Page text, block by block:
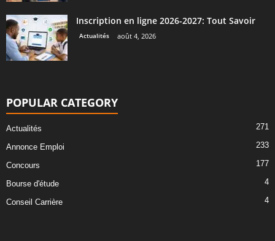
Inscription en ligne 2026-2027: Tout Savoir
Actualités août 4, 2026
POPULAR CATEGORY
Actualités 271
Annonce Emploi 233
Concours 177
Bourse d'étude 4
Conseil Carrière 4